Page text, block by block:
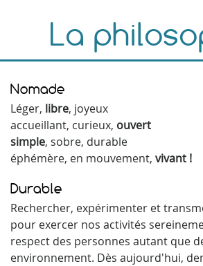
La
Nomade
Léger, libre, joyeux
accueillant, curieux, ouvert
simple, sobre, durable
éphémère, en mouvement, vivant !
Durable
Rechercher, expérimenter et
pour exercer nos activités
respect des personnes autant que
environnement. Dès aujourd'hui,